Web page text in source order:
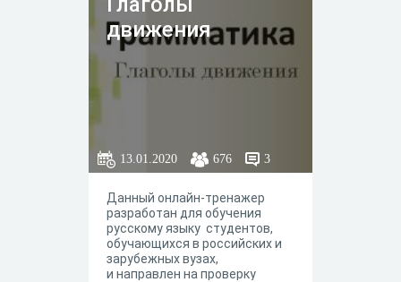
движения
13.01.2020 676 3
Данный онлайн-тренажер
разработан для обучения
русскому языку студентов,
обучающихся в российских и
зарубежных вузах,
и направлен на проверку